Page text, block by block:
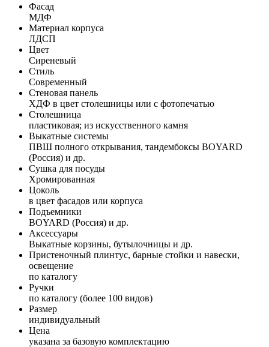
Фасад
МДФ
Материал корпуса
ЛДСП
Цвет
Сиреневый
Стиль
Современный
Стеновая панель
ХДФ в цвет столешницы или с фотопечатью
Столешница
пластиковая; из искусственного камня
Выкатные системы
ПВШ полного открывания, тандембоксы BOYARD
(Россия) и др.
Сушка для посуды
Хромированная
Цоколь
в цвет фасадов или корпуса
Подъемники
BOYARD (Россия) и др.
Аксессуары
Выкатные корзины, бутылочницы и др.
Пристеночный плинтус, барные стойки и навески,
освещение
по каталогу
Ручки
по каталогу (более 100 видов)
Размер
индивидуальный
Цена
указана за базовую комплектацию